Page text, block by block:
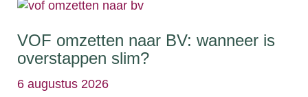
VOF omzetten naar BV: wanneer is
overstappen slim?
6 augustus 2026